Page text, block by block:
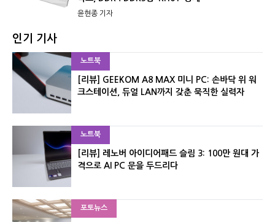
윤현종 기자
인기 기사
노트북
[리뷰] GEEKOM A8 MAX 미니 PC: 손바닥 위 워
크스테이션, 듀얼 LAN까지 갖춘 묵직한 실력자
노트북
[리뷰] 레노버 아이디어패드 슬림 3: 100만 원대 가
격으로 AI PC 문을 두드리다
포토뉴스